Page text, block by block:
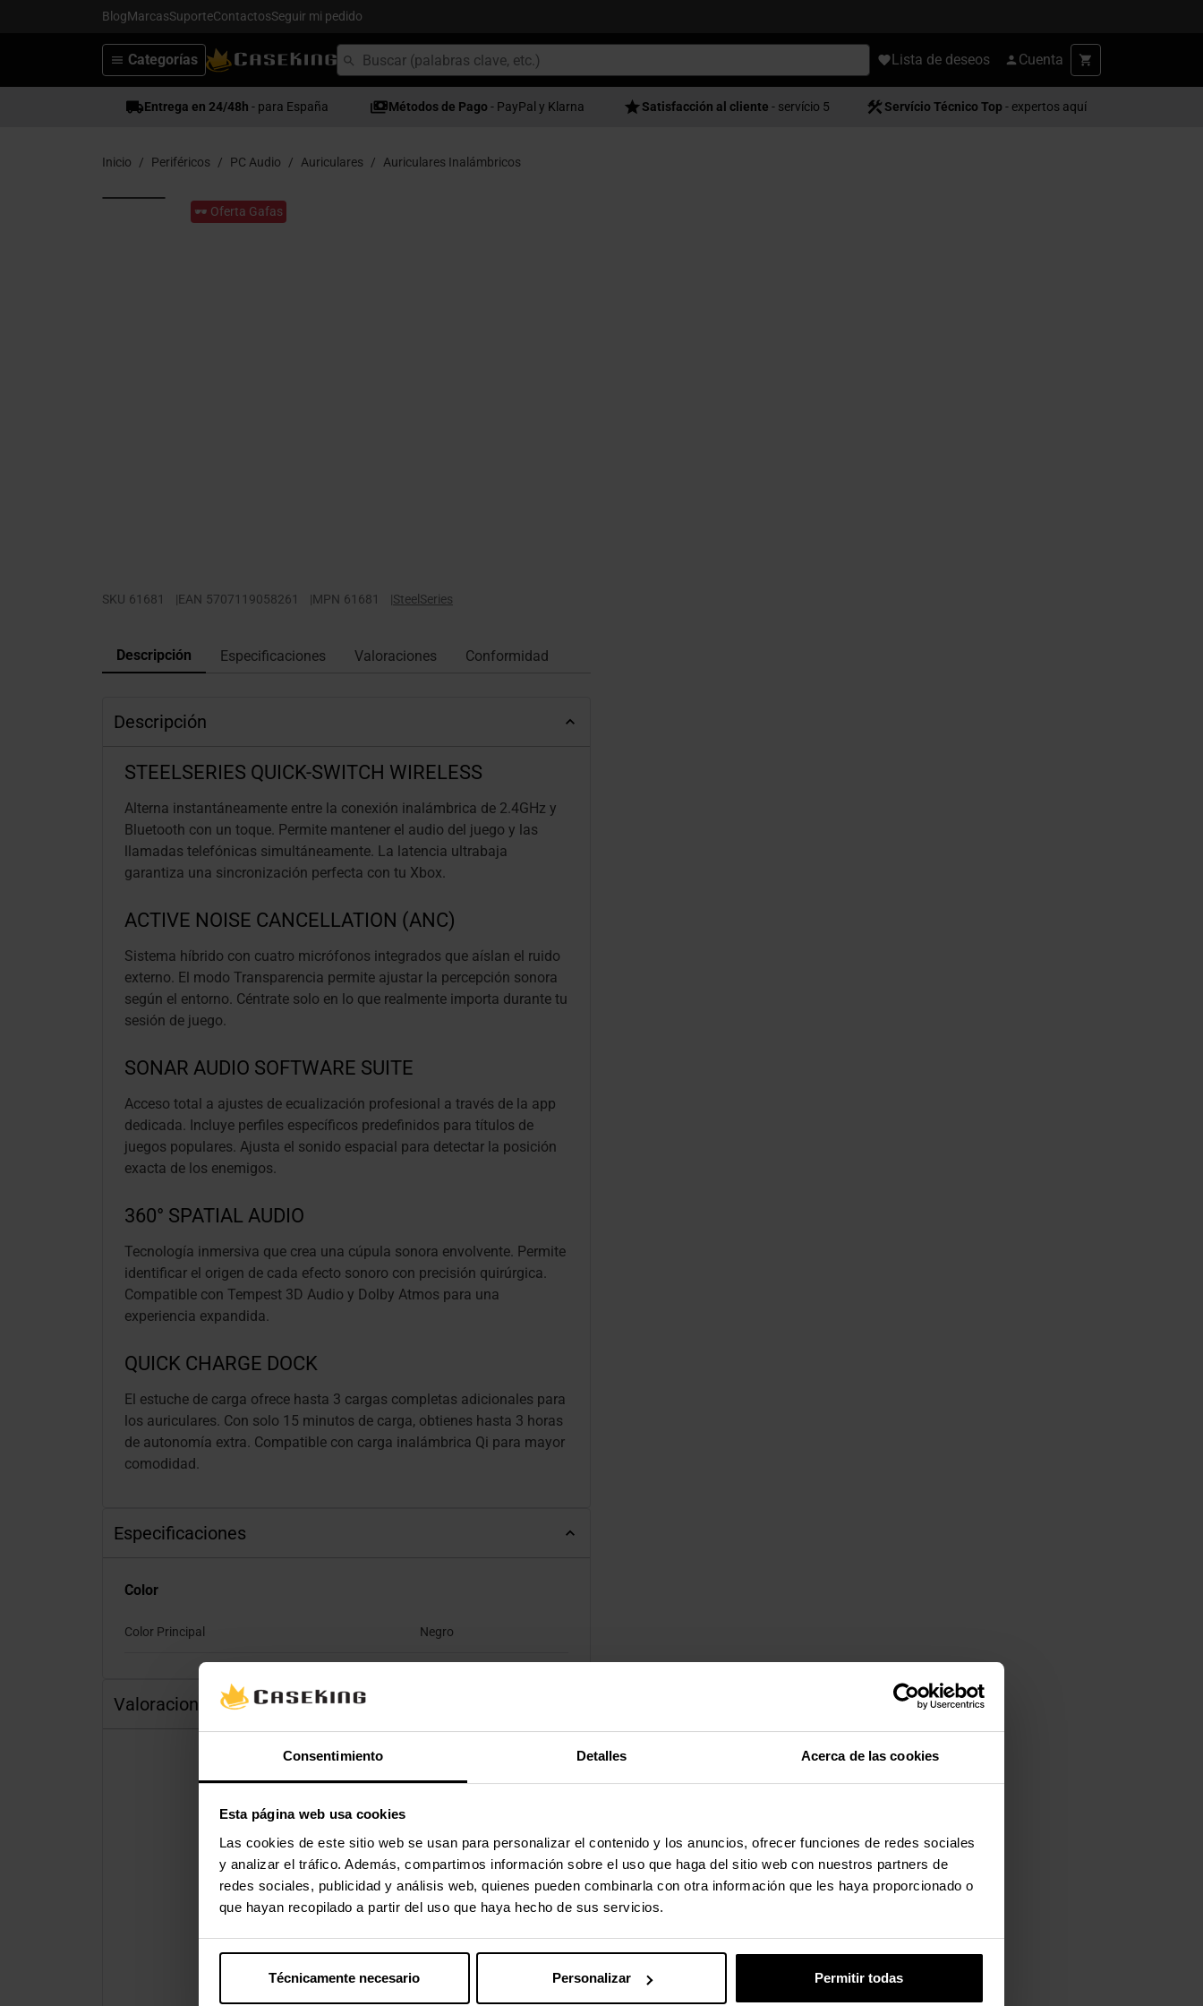
Consentimiento Detalles Acerca de las cookies
Esta página web usa cookies
Las cookies de este sitio web se usan para personalizar el contenido y los anuncios, ofrecer funciones de redes sociales
y analizar el tráfico. Además, compartimos información sobre el uso que haga del sitio web con nuestros partners de
redes sociales, publicidad y análisis web, quienes pueden combinarla con otra información que les haya proporcionado o
que hayan recopilado a partir del uso que haya hecho de sus servicios.
Técnicamente necesario Personalizar Permitir todas
BlogMarcasSuporteContactosSeguir mi pedido
Lista de deseos Cuenta
Categorías
Entrega en 24/48h - para España Métodos de Pago - PayPal y Klarna Satisfacción al cliente - servício 5 Servício Técnico Top - expertos aquí
Inicio Periféricos PC Audio Auriculares Auriculares Inalámbricos
🕶️ Oferta Gafas
SKU 61681 |EAN 5707119058261 |MPN 61681 |SteelSeries
Descripción Especificaciones Valoraciones Conformidad
Descripción
STEELSERIES QUICK-SWITCH WIRELESS
Alterna instantáneamente entre la conexión inalámbrica de 2.4GHz y
Bluetooth con un toque. Permite mantener el audio del juego y las
llamadas telefónicas simultáneamente. La latencia ultrabaja
garantiza una sincronización perfecta con tu Xbox.
ACTIVE NOISE CANCELLATION (ANC)
Sistema híbrido con cuatro micrófonos integrados que aíslan el ruido
externo. El modo Transparencia permite ajustar la percepción sonora
según el entorno. Céntrate solo en lo que realmente importa durante tu
sesión de juego.
SONAR AUDIO SOFTWARE SUITE
Acceso total a ajustes de ecualización profesional a través de la app
dedicada. Incluye perfiles específicos predefinidos para títulos de
juegos populares. Ajusta el sonido espacial para detectar la posición
exacta de los enemigos.
360° SPATIAL AUDIO
Tecnología inmersiva que crea una cúpula sonora envolvente. Permite
identificar el origen de cada efecto sonoro con precisión quirúrgica.
Compatible con Tempest 3D Audio y Dolby Atmos para una
experiencia expandida.
QUICK CHARGE DOCK
El estuche de carga ofrece hasta 3 cargas completas adicionales para
los auriculares. Con solo 15 minutos de carga, obtienes hasta 3 horas
de autonomía extra. Compatible con carga inalámbrica Qi para mayor
comodidad.
Especificaciones
Color
Color Principal Negro
Valoraciones